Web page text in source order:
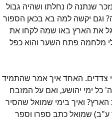
שנתנה לו נחלתו ושהיה גבול
וגם יקשה למה בא בכאן הספור
את הארץ באו שמה לקחו את
מלחמה פתח השער והוא כפל
צדדים. האחד איך אמר שהתמיד
כל ימי יהושע, ואם על המזבח
ואיך בימי שמואל שהסיר
ע"ב) שמואל כתב ספרו וספר